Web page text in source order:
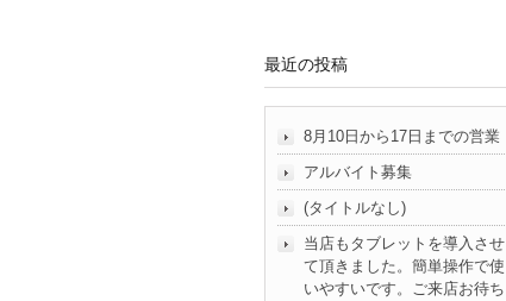
最近の投稿
8月10日から17日までの営業
アルバイト募集
(タイトルなし)
当店もタブレットを導入させ
て頂きました。簡単操作で使
いやすいです。ご来店お待ち